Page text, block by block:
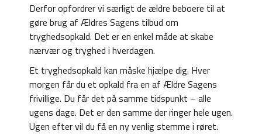
Derfor opfordrer vi særligt de ældre beboere til at
gøre brug af Ældres Sagens tilbud om
tryghedsopkald. Det er en enkel måde at skabe
nærvær og tryghed i hverdagen.
Et tryghedsopkald kan måske hjælpe dig. Hver
morgen får du et opkald fra en af Ældre Sagens
frivillige. Du får det på samme tidspunkt – alle
ugens dage. Det er den samme der ringer hele ugen.
Ugen efter vil du få en ny venlig stemme i røret.